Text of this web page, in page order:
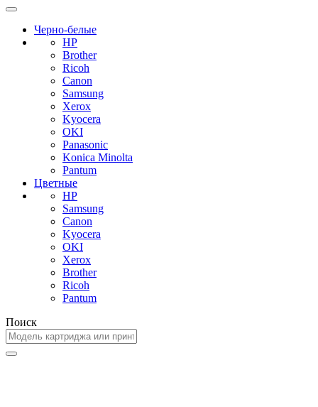
Черно-белые
HP
Brother
Ricoh
Canon
Samsung
Xerox
Kyocera
OKI
Panasonic
Konica Minolta
Pantum
Цветные
HP
Samsung
Canon
Kyocera
OKI
Xerox
Brother
Ricoh
Pantum
Поиск